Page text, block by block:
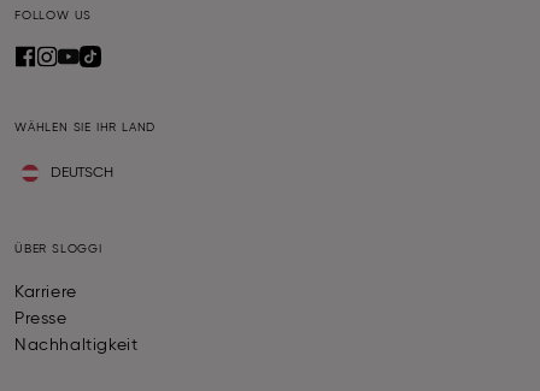
FOLLOW US
WÄHLEN SIE IHR LAND
DEUTSCH
ÜBER SLOGGI
Karriere
Presse
Nachhaltigkeit